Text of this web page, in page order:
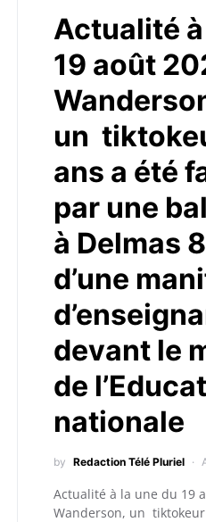
Actualité
19 août
un
ans a été
par une
à Delmas
d’une
devant le
de
nationale
by Redaction Télé Pluriel
Actualité à la une du 19
Wanderson, un